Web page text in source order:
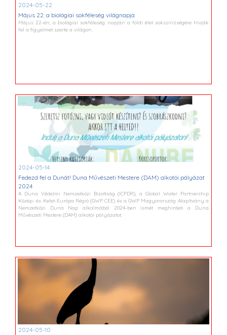
2024-05-22
Május 22. a biológiai sokféleség világnapja
Május 22-én, a biológiai sokféleség napján a földi élet sokszínűségére hívják
fel a figyelmet szerte a világon.
2024-05-14
Fedezd fel a Dunát! Duna Művészeti Mestere (DAM) alkotói pályázat
2024
A Duna Védelmi Nemzetközi Bizottság (ICPDR), a Global Water Partnership
Közép- és Kelet-Európa Régió (GWP CEE) és a GWP Magyarország Alapítvány a
Nemzetközi Duna Nap alkalmából 2024-ben ismét meghirdeti a Duna
Művészeti Mestere (DAM) alkotói pályázatot.
2024-05-10